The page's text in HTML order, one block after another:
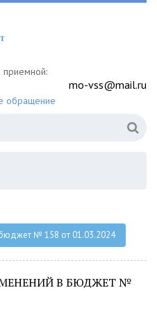
mo-vss@mail.ru
обращение
№ 158 от 01.03.2024
В БЮДЖЕТ №